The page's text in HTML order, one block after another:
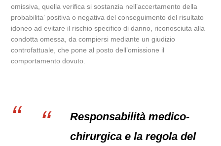
omissiva, quella verifica si sostanzia nell’accertamento della
probabilita’ positiva o negativa del conseguimento del risultato
idoneo ad evitare il rischio specifico di danno, riconosciuta alla
condotta omessa, da compiersi mediante un giudizio
controfattuale, che pone al posto dell’omissione il
comportamento dovuto.
Responsabilità medico-
chirurgica e la regola del